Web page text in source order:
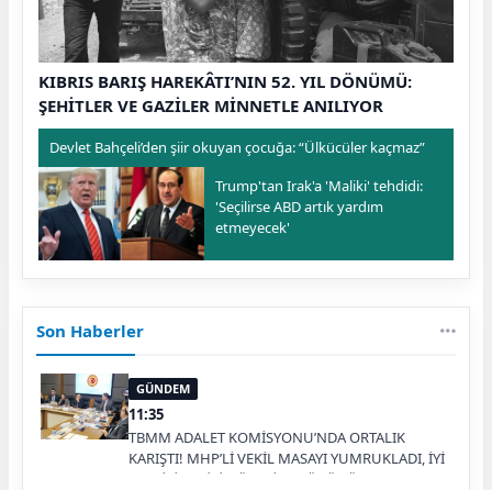
KIBRIS BARIŞ HAREKÂTI’NIN 52. YIL DÖNÜMÜ:
ŞEHİTLER VE GAZİLER MİNNETLE ANILIYOR
Devlet Bahçeli’den şiir okuyan çocuğa: “Ülkücüler kaçmaz”
Trump'tan Irak'a 'Maliki' tehdidi:
'Seçilirse ABD artık yardım
etmeyecek'
Son Haberler
GÜNDEM
11:35
TBMM ADALET KOMİSYONU’NDA ORTALIK
KARIŞTI! MHP’Lİ VEKİL MASAYI YUMRUKLADI, İYİ
PARTİLİ VEKİLİN ÜZERİNE YÜRÜDÜ